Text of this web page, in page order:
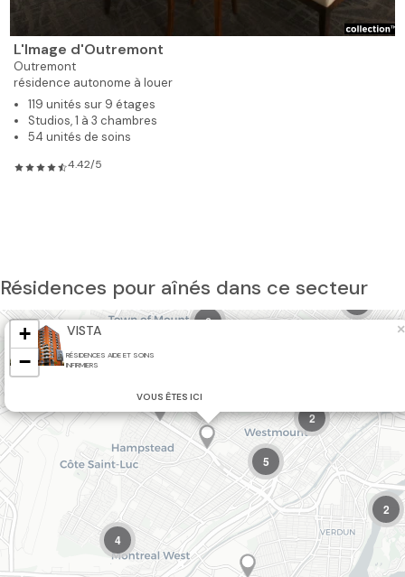
L'Image d'Outremont
Outremont
résidence autonome à louer
119 unités sur 9 étages
Studios, 1 à 3 chambres
54 unités de soins
4.42/5
Résidences pour aînés dans ce secteur
6
5
4
2
2
VISTA
RÉSIDENCES AIDE ET SOINS
INFIRMIERS
VOUS ÊTES ICI
×
+
−